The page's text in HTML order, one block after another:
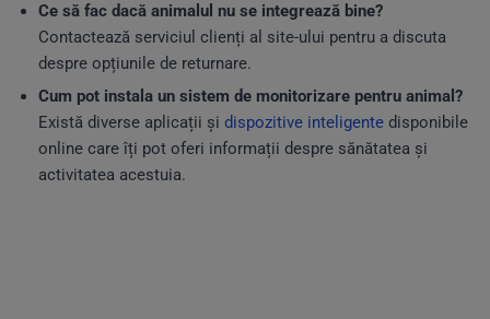
Ce să fac dacă animalul nu se integrează bine?
Contactează serviciul clienți al site-ului pentru a discuta
despre opțiunile de returnare.
Cum pot instala un sistem de monitorizare pentru animal?
Există diverse aplicații și dispozitive inteligente disponibile
online care îți pot oferi informații despre sănătatea și
activitatea acestuia.